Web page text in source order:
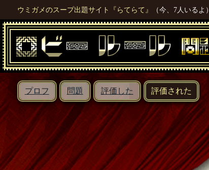
ウミガメのスープ出題サイト『らてらて』 （今、7人いるよ）
プロフ 問題 評価した 評価された